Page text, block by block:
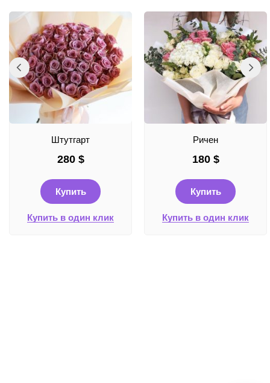
Штутгарт
280 $
Купить
Купить в один клик
Ричен
180 $
Купить
Купить в один клик